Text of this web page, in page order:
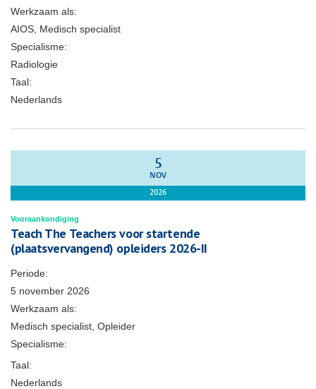
Werkzaam als:
AIOS, Medisch specialist
Specialisme:
Radiologie
Taal:
Nederlands
5
NOV
2026
Vooraankondiging
Teach The Teachers voor startende
(plaatsvervangend) opleiders 2026-II
Periode:
5 november 2026
Werkzaam als:
Medisch specialist, Opleider
Specialisme:
Taal:
Nederlands